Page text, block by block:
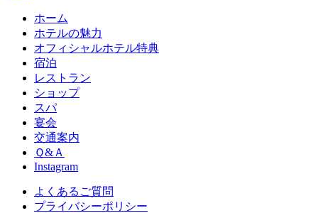
ホーム
ホテルの魅力
オフィシャルホテル特典
宿泊
レストラン
ショップ
スパ
宴会
交通案内
Ｑ&Ａ
Instagram
よくあるご質問
プライバシーポリシー